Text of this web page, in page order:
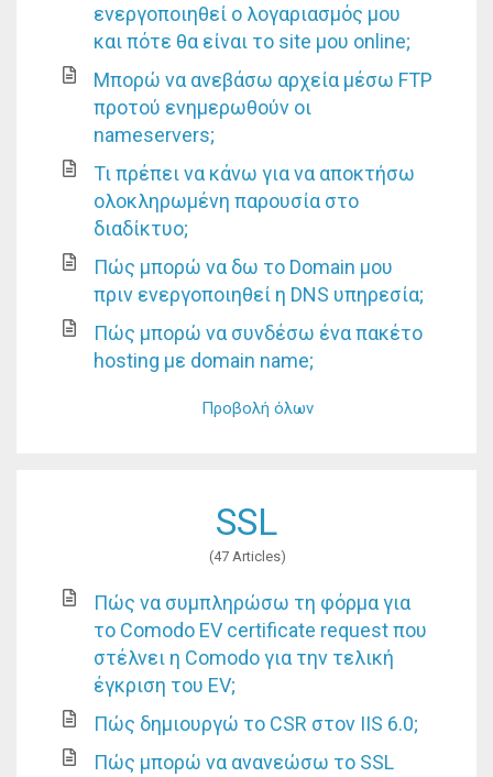
ενεργοποιηθεί ο λογαριασμός μου
και πότε θα είναι το site μου online;
Μπορώ να ανεβάσω αρχεία μέσω FTP
προτού ενημερωθούν οι
nameservers;
Τι πρέπει να κάνω για να αποκτήσω
ολοκληρωμένη παρουσία στο
διαδίκτυο;
Πώς μπορώ να δω το Domain μου
πριν ενεργοποιηθεί η DNS υπηρεσία;
Πώς μπορώ να συνδέσω ένα πακέτο
hosting με domain name;
Προβολή όλων
SSL
47 Articles
Πώς να συμπληρώσω τη φόρμα για
το Comodo EV certificate request που
στέλνει η Comodo για την τελική
έγκριση του EV;
Πώς δημιουργώ το CSR στον IIS 6.0;
Πώς μπορώ να ανανεώσω το SSL